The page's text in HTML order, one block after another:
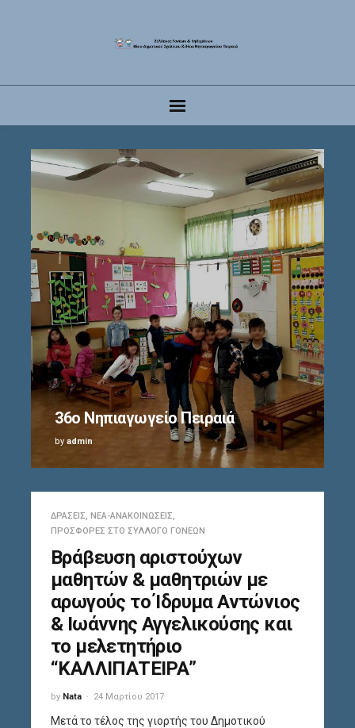
36o Νηπιαγωγείο Πειραιά
by admin
ΔΡΆΣΕΙΣ, ΝΈΑ-ΑΝΑΚΟΙΝΏΣΕΙΣ,
ΠΡΟΣΦΟΡΈΣ ΣΤΟ ΣΎΛΛΟΓΟ ΓΟΝΈΩΝ
Βράβευση αριστούχων
μαθητών & μαθητριών με
αρωγούς το Ίδρυμα Αντώνιος
& Ιωάννης Αγγελικούσης και
το μελετητήριο
“ΚΑΛΛΙΠΑΤΕΙΡΑ”
by Nata 24 Μαρτίου 2017
Μετά το τέλος της γιορτής του Δημοτικού